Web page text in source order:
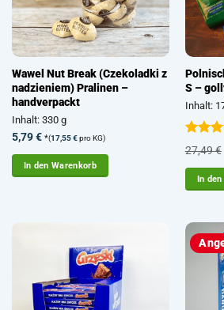
Wawel Nut Break (Czekoladki z
nadzieniem) Pralinen –
handverpackt
Inhalt: 330 g
5,79€ *(17,55€pro KG)
In den Warenkorb
S –
Inhalt:
mit5
5
27,49€
In